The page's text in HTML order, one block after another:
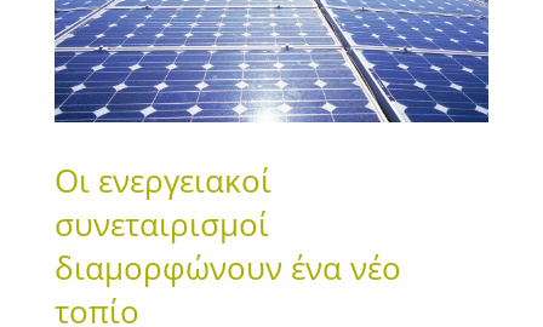
Οι ενεργειακοί
συνεταιρισμοί
διαμορφώνουν ένα νέο
τοπίο